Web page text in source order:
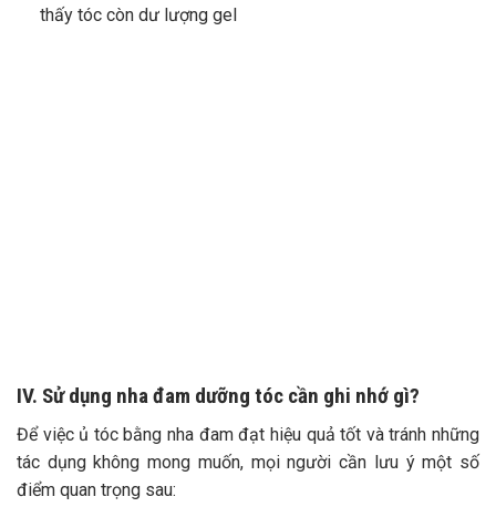
thấy tóc còn dư lượng gel
IV. Sử dụng nha đam dưỡng tóc cần ghi nhớ gì?
Để việc ủ tóc bằng nha đam đạt hiệu quả tốt và tránh những
tác dụng không mong muốn, mọi người cần lưu ý một số
điểm quan trọng sau: